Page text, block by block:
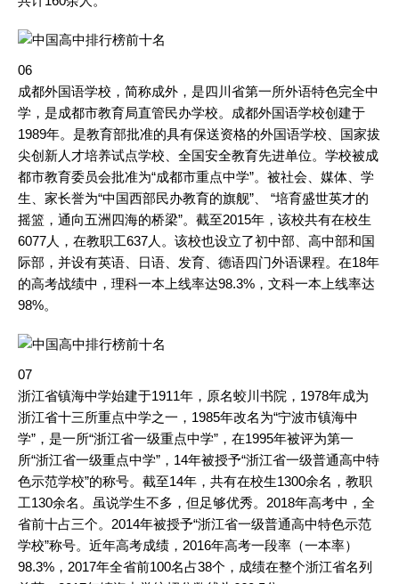
06
成都外国语学校，简称成外，是四川省第一所外语特色完全中
学，是成都市教育局直管民办学校。成都外国语学校创建于
1989年。是教育部批准的具有保送资格的外国语学校、国家拔
尖创新人才培养试点学校、全国安全教育先进单位。学校被成
都市教育委员会批准为“成都市重点中学”。被社会、媒体、学
生、家长誉为“中国西部民办教育的旗舰”、 “培育盛世英才的
摇篮，通向五洲四海的桥梁”。截至2015年，该校共有在校生
6077人，在教职工637人。该校也设立了初中部、高中部和国
际部，并设有英语、日语、发育、德语四门外语课程。在18年
的高考战绩中，理科一本上线率达98.3%，文科一本上线率达
98%。
07
浙江省镇海中学始建于1911年，原名蛟川书院，1978年成为
浙江省十三所重点中学之一，1985年改名为“宁波市镇海中
学”，是一所“浙江省一级重点中学”，在1995年被评为第一
所“浙江省一级重点中学”，14年被授予“浙江省一级普通高中特
色示范学校”的称号。截至14年，共有在校生1300余名，教职
工130余名。虽说学生不多，但足够优秀。2018年高考中，全
省前十占三个。2014年被授予“浙江省一级普通高中特色示范
学校”称号。近年高考成绩，2016年高考一段率（一本率）
98.3%，2017年全省前100名占38个，成绩在整个浙江省名列